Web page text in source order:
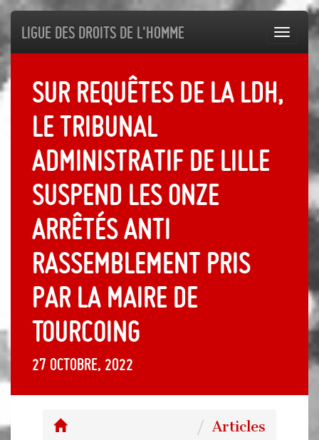
Ligue des droits de l'Homme
Sur requêtes de la LDH,
Le tribunal
administratif de Lille
suspend les onze
arrêtés anti
rassemblement pris
par la maire de
Tourcoing
27 octobre, 2022
Articles